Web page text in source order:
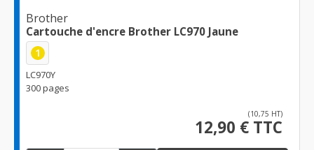
Brother
Cartouche d'encre Brother LC970 Jaune
1
LC970Y
300 pages
(10,75 HT)
12,90 € TTC